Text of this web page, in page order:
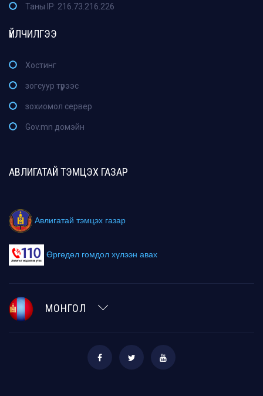
Таны IP: 216.73.216.226
ҮЙЛЧИЛГЭЭ
Хостинг
зогсуур түрээс
зохиомол сервер
Gov.mn домэйн
АВЛИГАТАЙ ТЭМЦЭХ ГАЗАР
Авлигатай тэмцэх газар
Өргөдөл гомдол хүлээн авах
МОНГОЛ